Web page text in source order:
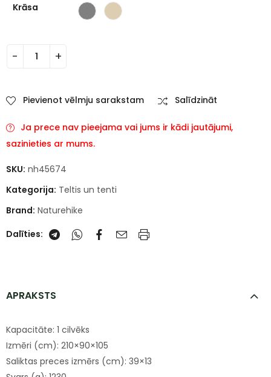
Krāsa
Pievienot vēlmju sarakstam Salīdzināt
Ja prece nav pieejama vai jums ir kādi jautājumi,
sazinieties ar mums.
SKU: nh45674
Kategorija: Teltis un tenti
Brand: Naturehike
Dalīties:
APRAKSTS
Kapacitāte: 1 cilvēks
Izmēri (cm): 210×90×105
Saliktas preces izmērs (cm): 39×13